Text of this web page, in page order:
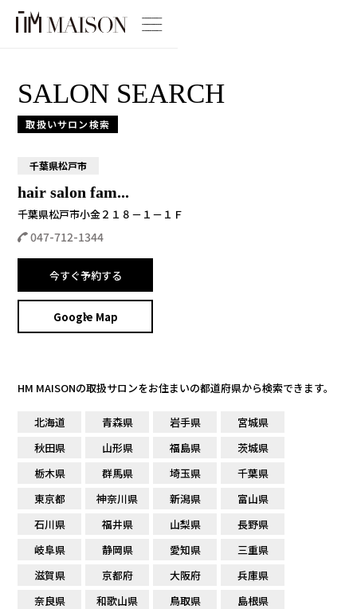
SALON SEARCH
取扱いサロン検索
千葉県松戸市
hair salon fam...
千葉県松戸市小金２１８－１－１Ｆ
047-712-1344
今すぐ予約する
Google Map
HM MAISONの取扱サロンをお住まいの都道府県から検索できます。
北海道 青森県 岩手県
宮城県
秋田県
山形県 福島県
茨城県
栃木県
群馬県 埼玉県
千葉県
東京都
神奈川県 新潟県
富山県
石川県
福井県 山梨県
長野県
岐阜県
静岡県 愛知県
三重県
滋賀県
京都府 大阪府
兵庫県
奈良県
和歌山県 鳥取県
島根県